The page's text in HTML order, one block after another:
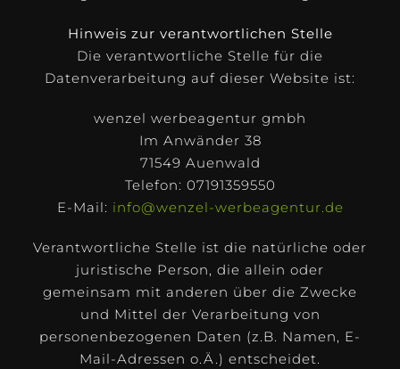
Hinweis zur verantwortlichen Stelle
Die verantwortliche Stelle für die
Datenverarbeitung auf dieser Website ist:
wenzel werbeagentur gmbh
Im Anwänder 38
71549 Auenwald
Telefon: 07191359550
E-Mail: info@wenzel-werbeagentur.de
Verantwortliche Stelle ist die natürliche oder
juristische Person, die allein oder
gemeinsam mit anderen über die Zwecke
und Mittel der Verarbeitung von
personenbezogenen Daten (z.B. Namen, E-
Mail-Adressen o.Ä.) entscheidet.